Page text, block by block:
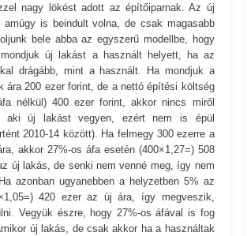
nagy lökést adott az építőiparnak. Az új
amúgy is beindult volna, de csak magasabb
bele abba az egyszerű modellbe, hogy
új lakást a használt helyett, ha az
drágább, mint a használt. Ha mondjuk a
ára 200 ezer forint, de a nettó építési költség
nélkül) 400 ezer forint, akkor nincs miről
aki új lakást vegyen, ezért nem is épül
2010-14 között). Ha felmegy 300 ezerre a
akkor 27%-os áfa esetén (400×1,27=) 508
új lakás, de senki nem venné meg, így nem
azonban ugyanebben a helyzetben 5% az
420 ezer az új ára, így megveszik,
Vegyük észre, hogy 27%-os áfával is fog
új lakás, de csak akkor ha a használtak